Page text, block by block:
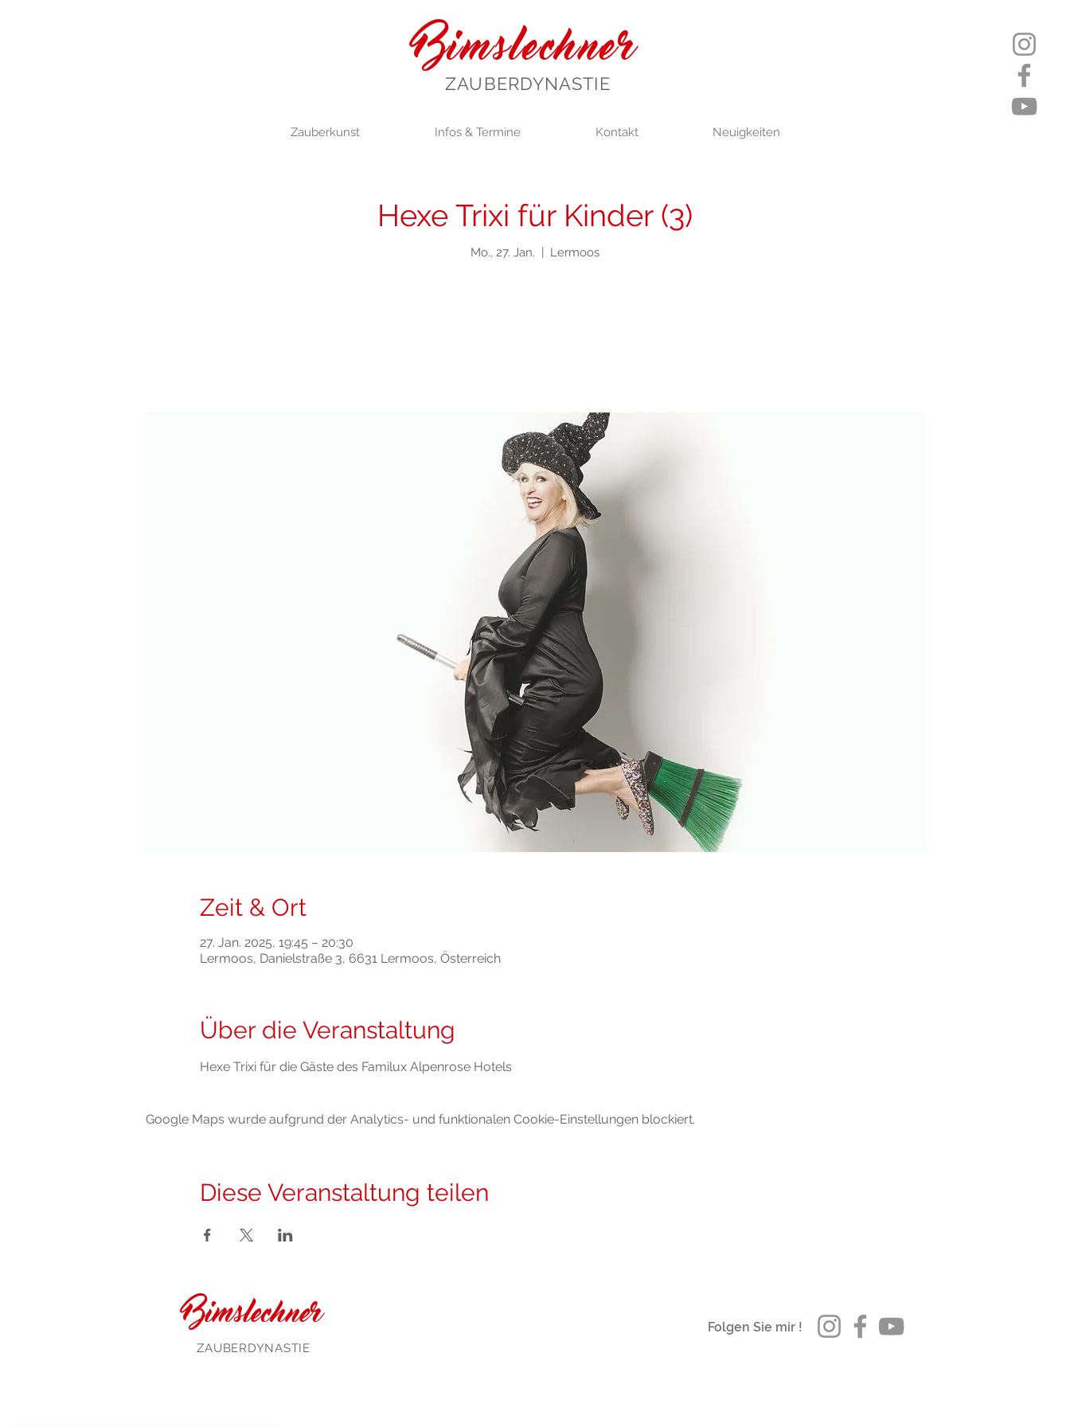
ZAUBERDYNASTIE
Bimslechner
Zauberkunst Infos & Termine Kontakt Neuigkeiten
Hexe Trixi für Kinder (3)
Mo., 27. Jan.
  |
Lermoos
Zeit & Ort
27. Jan. 2025, 19:45 – 20:30
Lermoos, Danielstraße 3, 6631 Lermoos, Österreich
Über die Veranstaltung
Hexe Trixi für die Gäste des Familux Alpenrose Hotels
Google Maps wurde aufgrund der Analytics- und funktionalen Cookie-Einstellungen blockiert.
Diese Veranstaltung teilen
Bimslechner
ZAUBERDYNASTIE
Folgen Sie mir !